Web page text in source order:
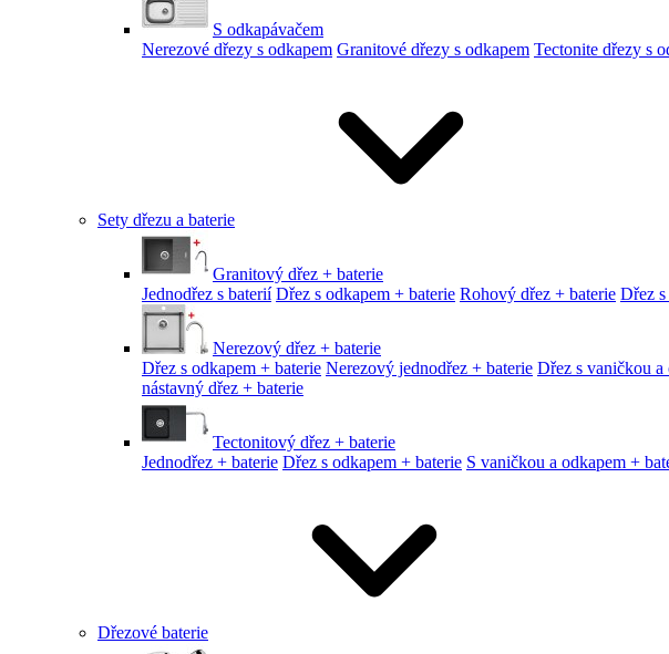
S odkapávačem
Nerezové dřezy s odkapem Granitové dřezy s odkapem Tectonite dřezy s
Sety dřezu a baterie
Granitový dřez + baterie
Jednodřez s baterií Dřez s odkapem + baterie Rohový dřez + baterie Dřez
Nerezový dřez + baterie
Dřez s odkapem + baterie Nerezový jednodřez + baterie Dřez s vaničkou a
nástavný dřez + baterie
Tectonitový dřez + baterie
Jednodřez + baterie Dřez s odkapem + baterie S vaničkou a odkapem +
Dřezové baterie